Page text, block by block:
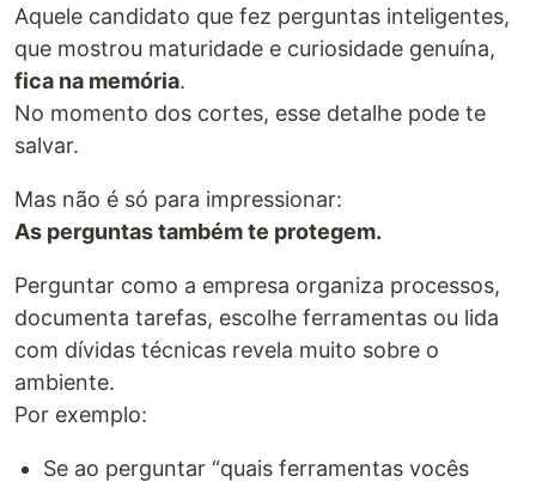
Aquele candidato que fez perguntas inteligentes,
que mostrou maturidade e curiosidade genuína,
fica na memória.
No momento dos cortes, esse detalhe pode te
salvar.
Mas não é só para impressionar:
As perguntas também te protegem.
Perguntar como a empresa organiza processos,
documenta tarefas, escolhe ferramentas ou lida
com dívidas técnicas revela muito sobre o
ambiente.
Por exemplo:
Se ao perguntar “quais ferramentas vocês